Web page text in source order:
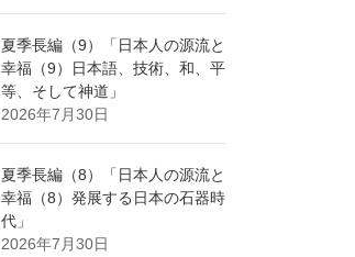
夏季長編（9）「日本人の源流と
幸福（9）日本語、技術、和、平
等、そして神道」
2026年7月30日
夏季長編（8）「日本人の源流と
幸福（8）発展する日本の石器時
代」
2026年7月30日